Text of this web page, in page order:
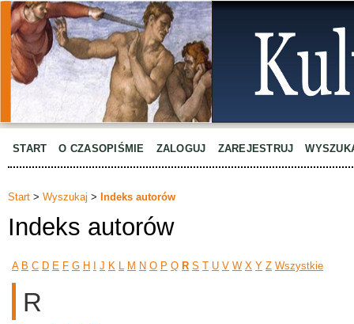
START O CZASOPIŚMIE ZALOGUJ ZAREJESTRUJ
Start > Wyszukaj > Indeks autorów
Indeks autorów
A B C D E F G H J K L M N O P Q R S T U V W X Y Z Wszystkie
R